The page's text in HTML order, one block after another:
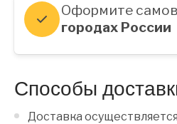
Оформите
городах России
Способы
Доставка